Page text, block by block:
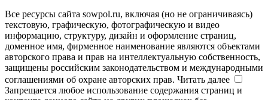
Все ресурсы сайта sowpol.ru, включая (но не ограничиваясь)
текстовую, графическую, фотографическую и видео
информацию, структуру, дизайн и оформление страниц,
доменное имя, фирменное наименование являются объектами
авторского права и прав на интеллектуальную собственность,
защищены российским законодательством и международными
соглашениями об охране авторских прав. Читать далее
Запрещается любое использование содержания страниц и